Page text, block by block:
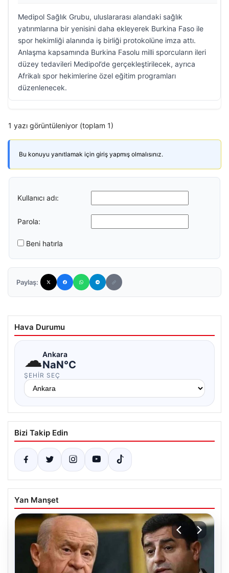
Medipol Sağlık Grubu, uluslararası alandaki sağlık
yatırımlarına bir yenisini daha ekleyerek Burkina Faso ile
spor hekimliği alanında iş birliği protokolüne imza attı.
Anlaşma kapsamında Burkina Fasolu milli sporcuların ileri
düzey tedavileri Medipol’de gerçekleştirilecek, ayrıca
Afrikalı spor hekimlerine özel eğitim programları
düzenlenecek.
1 yazı görüntüleniyor (toplam 1)
Bu konuyu yanıtlamak için giriş yapmış olmalısınız.
Kullanıcı adı:
Parola:
Beni hatırla
Paylaş:
Hava Durumu
☁Ankara
NaN°C
ŞEHIR SEÇ
Bizi Takip Edin
Yan Manşet